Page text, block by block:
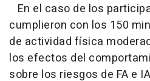
En el caso de los
cumplieron con los 150
de actividad física
los efectos del
sobre los riesgos de FA e